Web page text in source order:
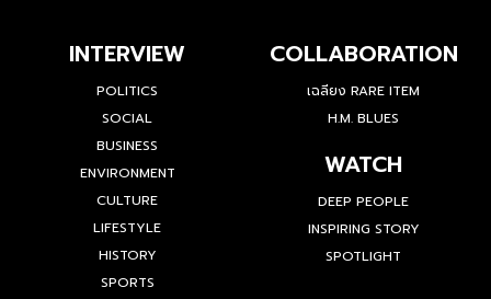
INTERVIEW
POLITICS
SOCIAL
BUSINESS
ENVIRONMENT
CULTURE
LIFESTYLE
HISTORY
SPORTS
COLLABORATION
เฉลียง RARE ITEM
H.M. BLUES
WATCH
DEEP PEOPLE
INSPIRING STORY
SPOTLIGHT